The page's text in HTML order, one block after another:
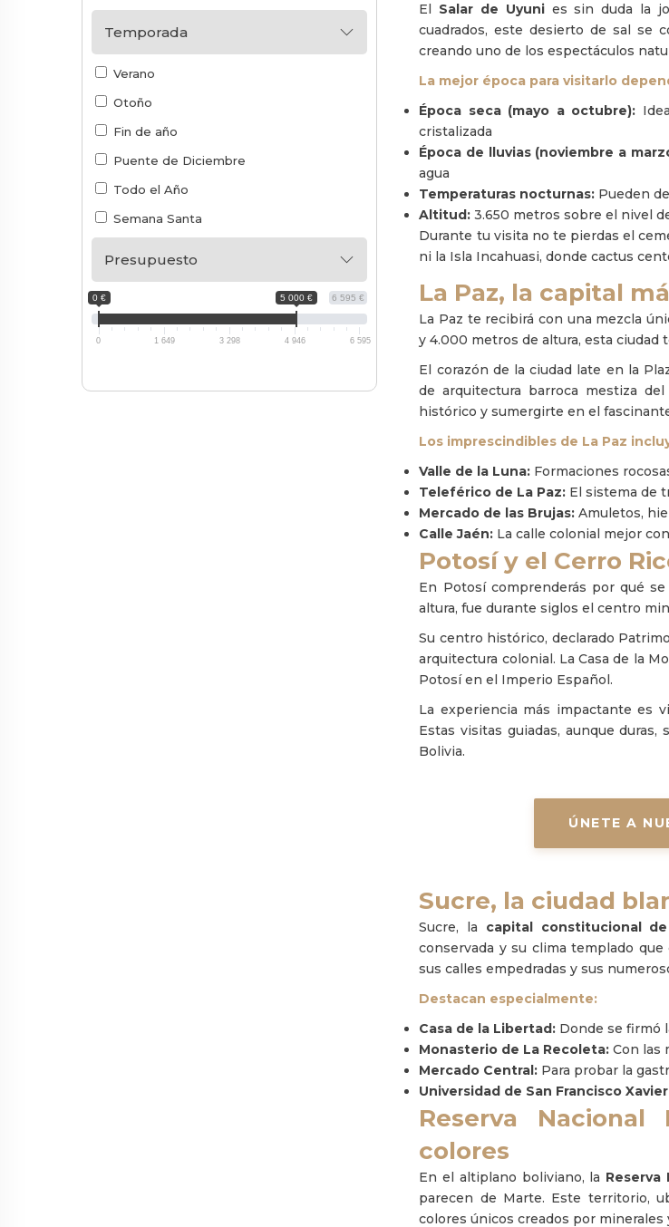
El Salar de Uyunies sin duda la
cuadrados, este desierto de sal se
creando uno de los espectáculos
La mejor época para visitarlo
Época seca (mayo a octubre):
cristalizada
Época de lluvias (noviembre a
agua
Temperaturas nocturnas: Pueden
Altitud: 3.650 metros sobre el nivel
Durante tu visita no te pierdas el
ni la Isla Incahuasi, donde cactus
La Paz, la capital
La Paz te recibirá con una mezcla
y 4.000 metros de altura, esta
El corazón de la ciudad late en la
de arquitectura barroca mestiza
histórico y sumergirte en el
Los imprescindibles de La Paz
Valle de la Luna: Formaciones
Teleférico de La Paz: El sistema de
Mercado de las Brujas: Amuletos,
Calle Jaén: La calle colonial mejor
Potosí y el Cerro
En Potosí comprenderás por qué
altura, fue durante siglos el centro
Su centro histórico, declarado
arquitectura colonial. La Casa de la
Potosí en el Imperio Español.
La experiencia más impactante es
Estas visitas guiadas, aunque
Bolivia.
ÚNETE A
Sucre, la ciudad
Sucre, la capital constitucional
conservada y su clima templado
sus calles empedradas y sus
Destacan especialmente:
Casa de la Libertad: Donde se firmó
Monasterio de La Recoleta: Con las
Mercado Central: Para probar la
Universidad de San Francisco
Reserva
colores
En el altiplano boliviano, la Reserva
parecen de Marte. Este territorio,
colores únicos creados por minerales
Temporada
Verano
Otoño
Fin de año
Puente de Diciembre
Todo el Año
Semana Santa
Presupuesto
6 595 €
0 € 5 000 €
0 1 649 3 298 4 946 6 595